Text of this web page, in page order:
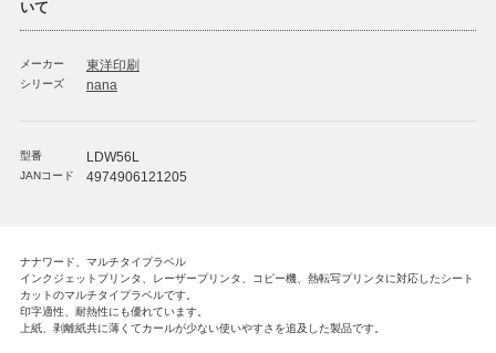
いて
メーカー 東洋印刷
シリーズ nana
型番 LDW56L
JANコード 4974906121205
ナナワード、マルチタイプラベル
インクジェットプリンタ、レーザープリンタ、コピー機、熱転写プリンタに対応したシート
カットのマルチタイプラベルです。
印字適性、耐熱性にも優れています。
上紙、剥離紙共に薄くてカールが少ない使いやすさを追及した製品です。